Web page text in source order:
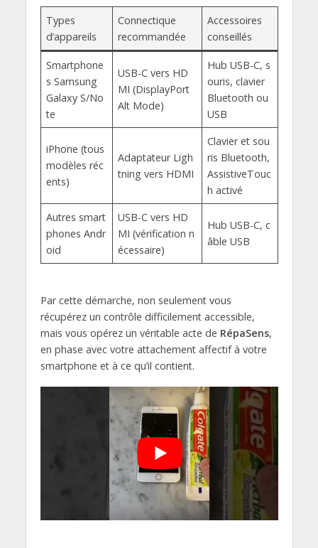
Types
d’appareils
Connectique
recommandée
Accessoires
conseillés
Smartphone
s Samsung
Galaxy S/No
te
USB-C vers HD
MI (DisplayPort
Alt Mode)
Hub USB-C, s
ouris, clavier
Bluetooth ou
USB
iPhone (tous
modèles réc
ents)
Adaptateur Ligh
tning vers HDMI
Clavier et sou
ris Bluetooth,
AssistiveTouc
h activé
Autres smart
phones Andr
oid
USB-C vers HD
MI (vérification n
écessaire)
Hub USB-C, c
âble USB
Par cette démarche, non seulement vous
récupérez un contrôle difficilement accessible,
mais vous opérez un véritable acte de RépaSens,
en phase avec votre attachement affectif à votre
smartphone et à ce qu’il contient.